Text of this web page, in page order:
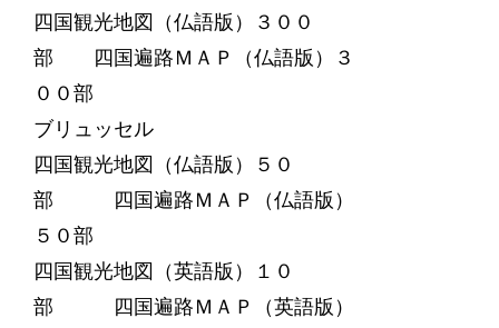
四国観光地図（仏語版）３００
部 四国遍路ＭＡＰ（仏語版）３
００部
ブリュッセル
四国観光地図（仏語版）５０
部 四国遍路ＭＡＰ（仏語版）
５０部
四国観光地図（英語版）１０
部 四国遍路ＭＡＰ（英語版）